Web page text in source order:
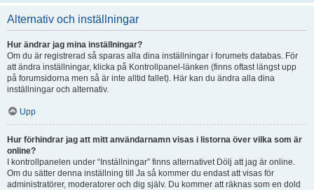
Alternativ och inställningar
Hur ändrar jag mina inställningar?
Om du är registrerad så sparas alla dina inställningar i forumets databas. För
att ändra inställningar, klicka på Kontrollpanel-länken (finns oftast längst upp
på forumsidorna men så är inte alltid fallet). Här kan du ändra alla dina
inställningar och alternativ.
Upp
Hur förhindrar jag att mitt användarnamn visas i listorna över vilka som är
online?
I kontrollpanelen under “Inställningar” finns alternativet Dölj att jag är online.
Om du sätter denna inställning till Ja så kommer du endast att visas för
administratörer, moderatorer och dig själv. Du kommer att räknas som en dold